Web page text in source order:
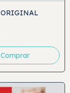
Comprar